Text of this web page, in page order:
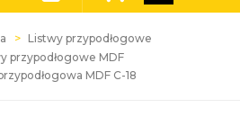
Listwy przypodłogowe
przypodłogowe MDF
MDF C-18